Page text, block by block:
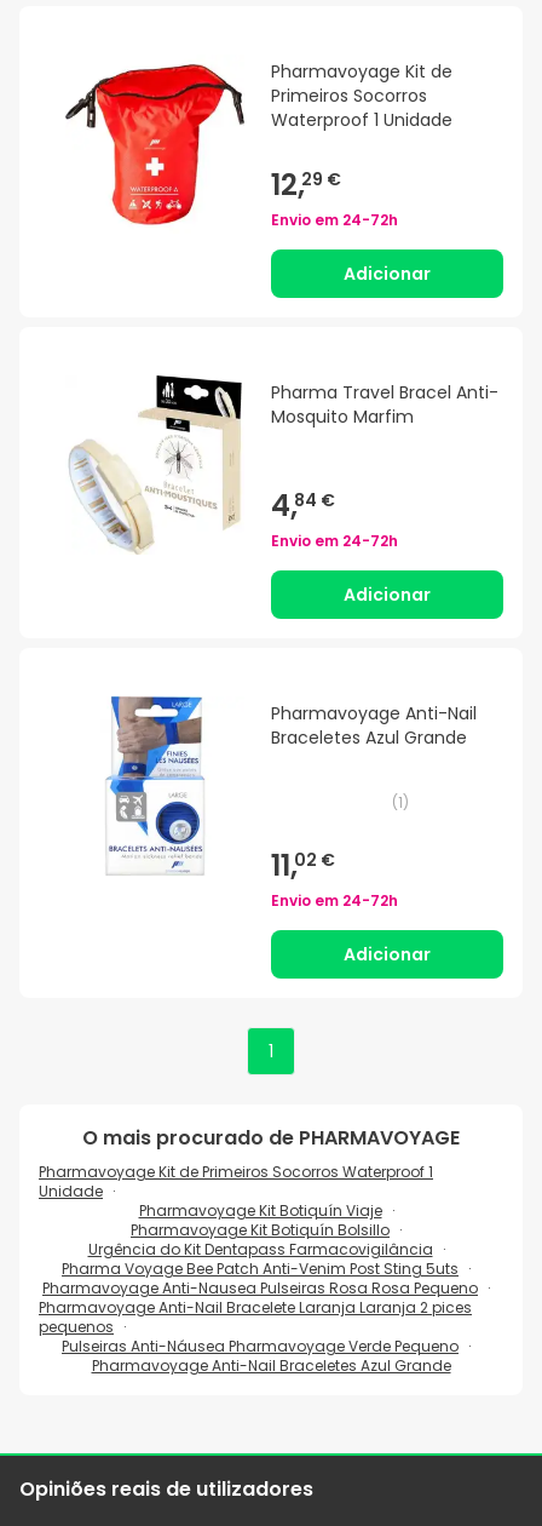
Pharmavoyage Kit de
Primeiros Socorros
Waterproof 1 Unidade
12,29 €
Envio em 24-72h
Adicionar
Pharma Travel Bracel Anti-
Mosquito Marfim
4,84 €
Envio em 24-72h
Adicionar
Pharmavoyage Anti-Nail
Braceletes Azul Grande
(1)
11,02 €
Envio em 24-72h
Adicionar
1
O mais procurado de PHARMAVOYAGE
Pharmavoyage Kit de Primeiros Socorros Waterproof 1
Unidade
Pharmavoyage Kit Botiquín Viaje
Pharmavoyage Kit Botiquín Bolsillo
Urgência do Kit Dentapass Farmacovigilância
Pharma Voyage Bee Patch Anti-Venim Post Sting 5uts
Pharmavoyage Anti-Nausea Pulseiras Rosa Rosa Pequeno
Pharmavoyage Anti-Nail Bracelete Laranja Laranja 2 pices
pequenos
Pulseiras Anti-Náusea Pharmavoyage Verde Pequeno
Pharmavoyage Anti-Nail Braceletes Azul Grande
Opiniões reais de utilizadores